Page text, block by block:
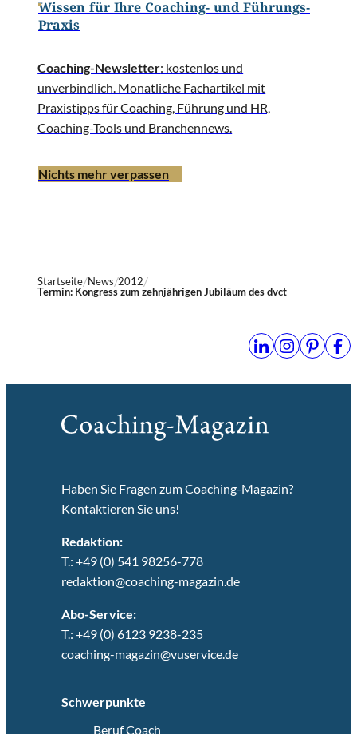
Wissen für Ihre Coaching- und Führungs-
Praxis
Coaching-Newsletter: kostenlos und
unverbindlich. Monatliche Fachartikel mit
Praxistipps für Coaching, Führung und HR,
Coaching-Tools und Branchennews.
Nichts mehr verpassen
Startseite News 2012
Termin: Kongress zum zehnjährigen Jubiläum des dvct
Haben Sie Fragen zum Coaching-Magazin?
Kontaktieren Sie uns!
Redaktion:
T.: +49 (0) 541 98256-778
redaktion@coaching-magazin.de
Abo-Service:
T.: +49 (0) 6123 9238-235
coaching-magazin@vuservice.de
Schwerpunkte
Beruf Coach